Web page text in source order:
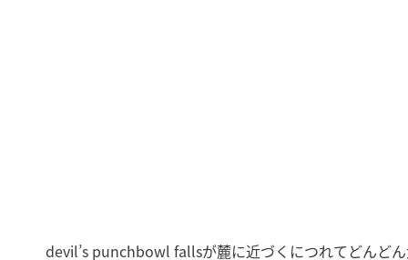
devil’s punchbowl fallsが麓に近づくにつれてどんど